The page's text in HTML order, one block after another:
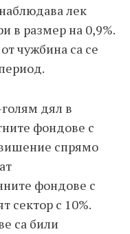
лек
в размер на 0,9%.
чужбина са се
дял в
фондове с
спрямо
фондове с
сектор с 10%.
са били